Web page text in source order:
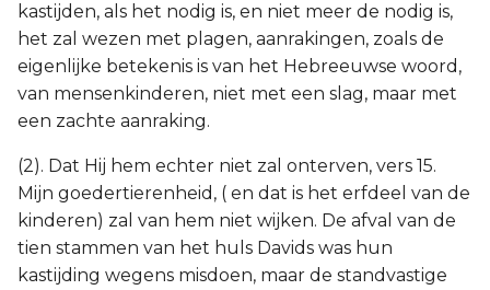
kastijden, als het nodig is, en niet meer de nodig is,
het zal wezen met plagen, aanrakingen, zoals de
eigenlijke betekenis is van het Hebreeuwse woord,
van mensenkinderen, niet met een slag, maar met
een zachte aanraking.
(2). Dat Hij hem echter niet zal onterven, vers 15.
Mijn goedertierenheid, ( en dat is het erfdeel van de
kinderen) zal van hem niet wijken. De afval van de
tien stammen van het huls Davids was hun
kastijding wegens misdoen, maar de standvastige